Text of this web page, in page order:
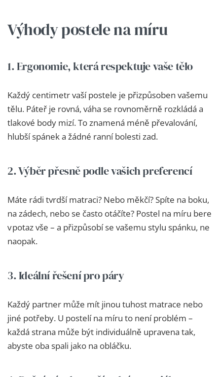
Výhody postele na míru
1. Ergonomie, která respektuje vaše tělo
Každý centimetr vaší postele je přizpůsoben vašemu
tělu. Páteř je rovná, váha se rovnoměrně rozkládá a
tlakové body mizí. To znamená méně převalování,
hlubší spánek a žádné ranní bolesti zad.
2. Výběr přesně podle vašich preferencí
Máte rádi tvrdší matraci? Nebo měkčí? Spíte na boku,
na zádech, nebo se často otáčíte? Postel na míru bere
v potaz vše – a přizpůsobí se vašemu stylu spánku, ne
naopak.
3. Ideální řešení pro páry
Každý partner může mít jinou tuhost matrace nebo
jiné potřeby. U postelí na míru to není problém –
každá strana může být individuálně upravena tak,
abyste oba spali jako na obláčku.